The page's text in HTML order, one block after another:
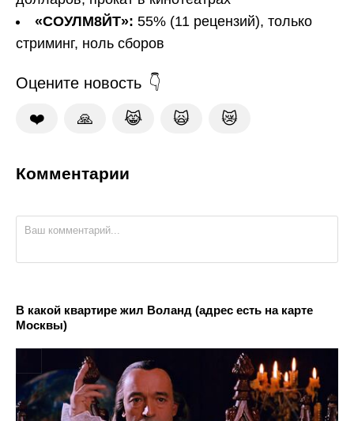
«СОУЛМ8ЙТ»: 55% (11 рецензий), только
стриминг, ноль сборов
Оцените новость
❤️ 🙏 😹 🙀 😿
Комментарии
В какой квартире жил Воланд (адрес есть на карте
Москвы)